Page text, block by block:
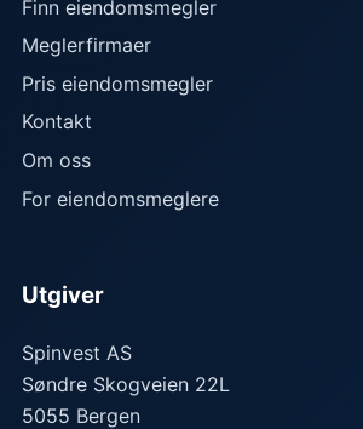
Finn eiendomsmegler
Meglerfirmaer
Pris eiendomsmegler
Kontakt
Om oss
For eiendomsmeglere
Utgiver
Spinvest AS
Søndre Skogveien 22L
5055 Bergen